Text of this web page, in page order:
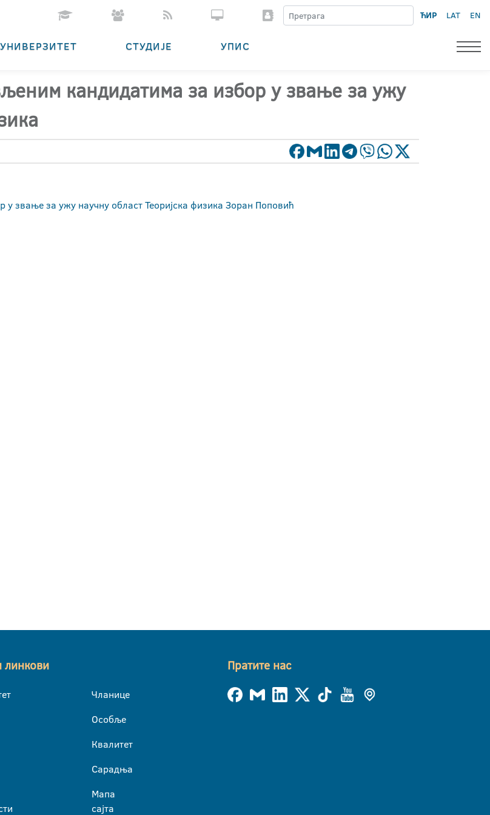
ЋИР LAT EN
УНИВЕРЗИТЕТ СТУДИЈЕ УПИС
кандидатима за избор у звање за ужу
у звање за ужу научну област Теоријска физика Зоран Поповић
линкови
Чланице
Особље
Квалитет
Сарадња
Мапа
сајта
Пратите нас